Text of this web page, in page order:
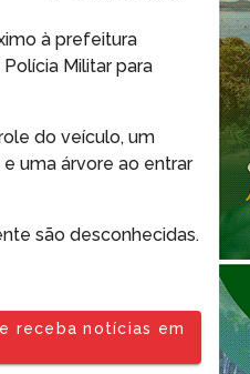
à prefeitura
Militar para
do veículo, um
uma árvore ao entrar
são desconhecidas.
receba notícias em